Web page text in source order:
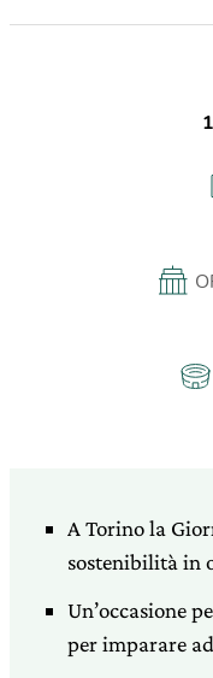
A Torino la
sostenibilità in
Un’occasione
per imparare